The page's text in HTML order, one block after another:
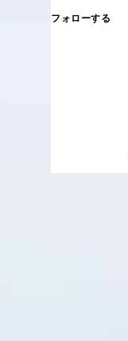
フォローする